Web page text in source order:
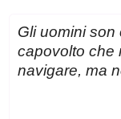
Gli uomini son
capovolto che
navigare, ma